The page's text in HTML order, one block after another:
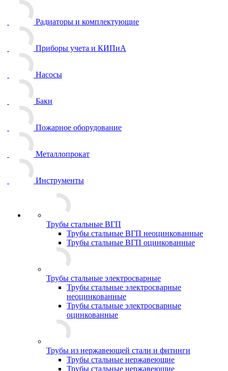
Радиаторы и комплектующие
Приборы учета и КИПиА
Насосы
Баки
Пожарное оборудование
Металлопрокат
Инструменты
Трубы стальные ВГП
Трубы стальные ВГП неоцинкованные
Трубы стальные ВГП оцинкованные
Трубы стальные электросварные
Трубы стальные электросварные
неоцинкованные
Трубы стальные электросварные
оцинкованные
Трубы из нержавеющей стали и фитинги
Трубы стальные нержавеющие
Трубы стальные нержавеющие